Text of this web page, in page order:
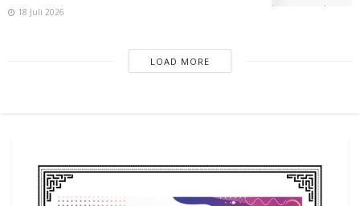
18 Juli 2026
LOAD MORE